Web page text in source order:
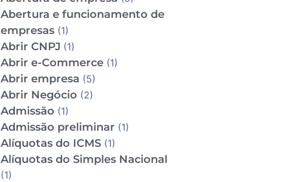
Abertura e funcionamento de
empresas(1)
Abrir CNPJ (1)
Abrir e-Commerce(1)
Abrir empresa (5)
Abrir Negócio (2)
Admissão (1)
Admissão preliminar (1)
Alíquotas do ICMS(1)
Alíquotas do Simples Nacional
(1)